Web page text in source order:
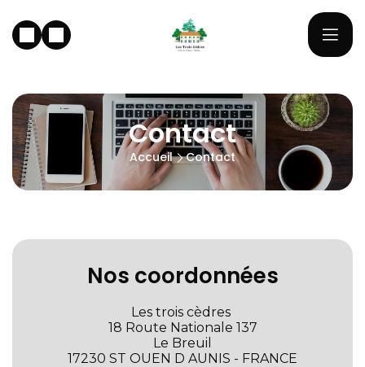
Contact
Accueil Contact
Nos coordonnées
Les trois cèdres
18 Route Nationale 137
Le Breuil
17230 ST OUEN D AUNIS - FRANCE